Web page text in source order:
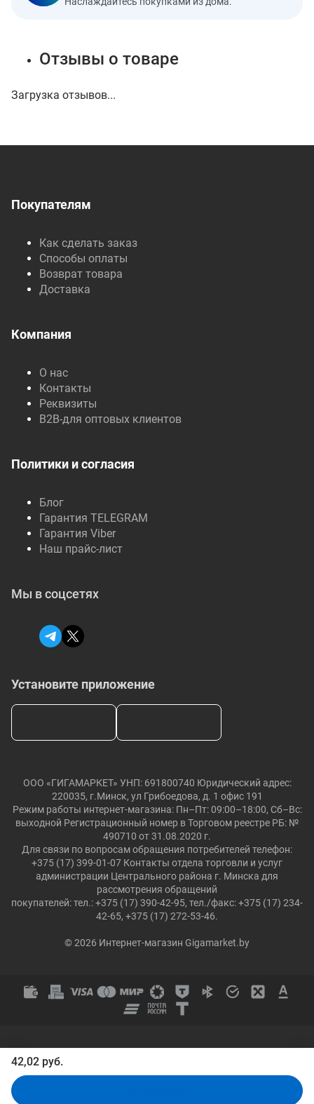
42,02 руб.
Отзывы о товаре
Загрузка отзывов...
Покупателям
Как сделать заказ
Способы оплаты
Возврат товара
Доставка
Компания
О нас
Контакты
Реквизиты
B2B-для оптовых клиентов
Политики и согласия
Блог
Гарантия TELEGRAM
Гарантия Viber
Наш прайс-лист
Установите приложение
Мы в соцсетях
ООО «ГИГАМАРКЕТ» УНП: 691800740 Юридический адрес:
220035, г.Минск, ул Грибоедова, д. 1 офис 191
Режим работы интернет-магазина: Пн–Пт: 09:00–18:00, Сб–Вс:
выходной Регистрационный номер в Торговом реестре РБ: №
490710 от 31.08.2020 г.
Для связи по вопросам обращения потребителей телефон:
+375 (17) 399-01-07 Контакты отдела торговли и услуг
администрации Центрального района г. Минска для
рассмотрения обращений
покупателей: тел.: +375 (17) 390-42-95, тел./факс: +375 (17) 234-
42-65, +375 (17) 272-53-46.
© 2026 Интернет-магазин Gigamarket.by